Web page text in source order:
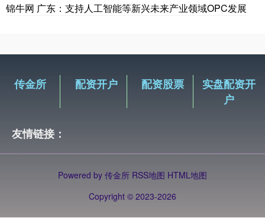
锦牛网 广东：支持人工智能等新兴未来产业领域OPC发展
传金所 配资开户 配资股票
实盘配资开
户
友情链接：
Powered by 传金所 RSS地图 HTML地图
Copyright © 2023-2026